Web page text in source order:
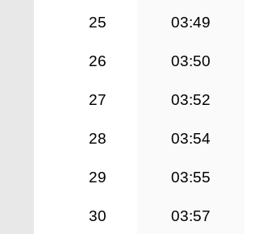
25 03:49
26 03:50
27 03:52
28 03:54
29 03:55
30 03:57